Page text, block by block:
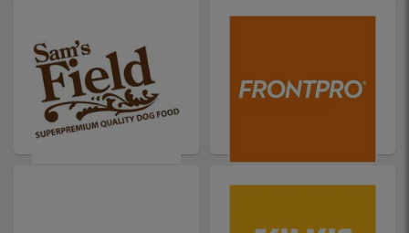
SAM'S FIELD